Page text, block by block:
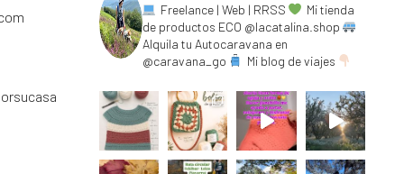
Freelance | Web | RRSS
Mi tienda
de productos ECO @lacatalina.shop
Alquila tu Autocaravana en
@caravana_go
Mi blog de viajes